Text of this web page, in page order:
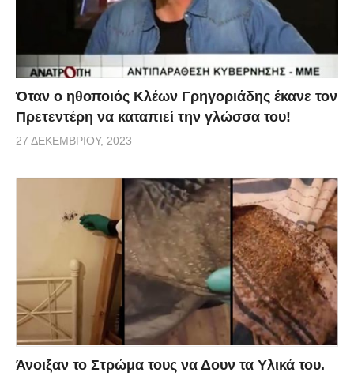
Όταν ο ηθοποιός Κλέων Γρηγοριάδης έκανε τον
Πρετεντέρη να καταπιεί την γλώσσα του!
27 ΔΕΚΕΜΒΡΊΟΥ, 2023
Άνοιξαν το Στρώμα τους να Δουν τα Υλικά του.